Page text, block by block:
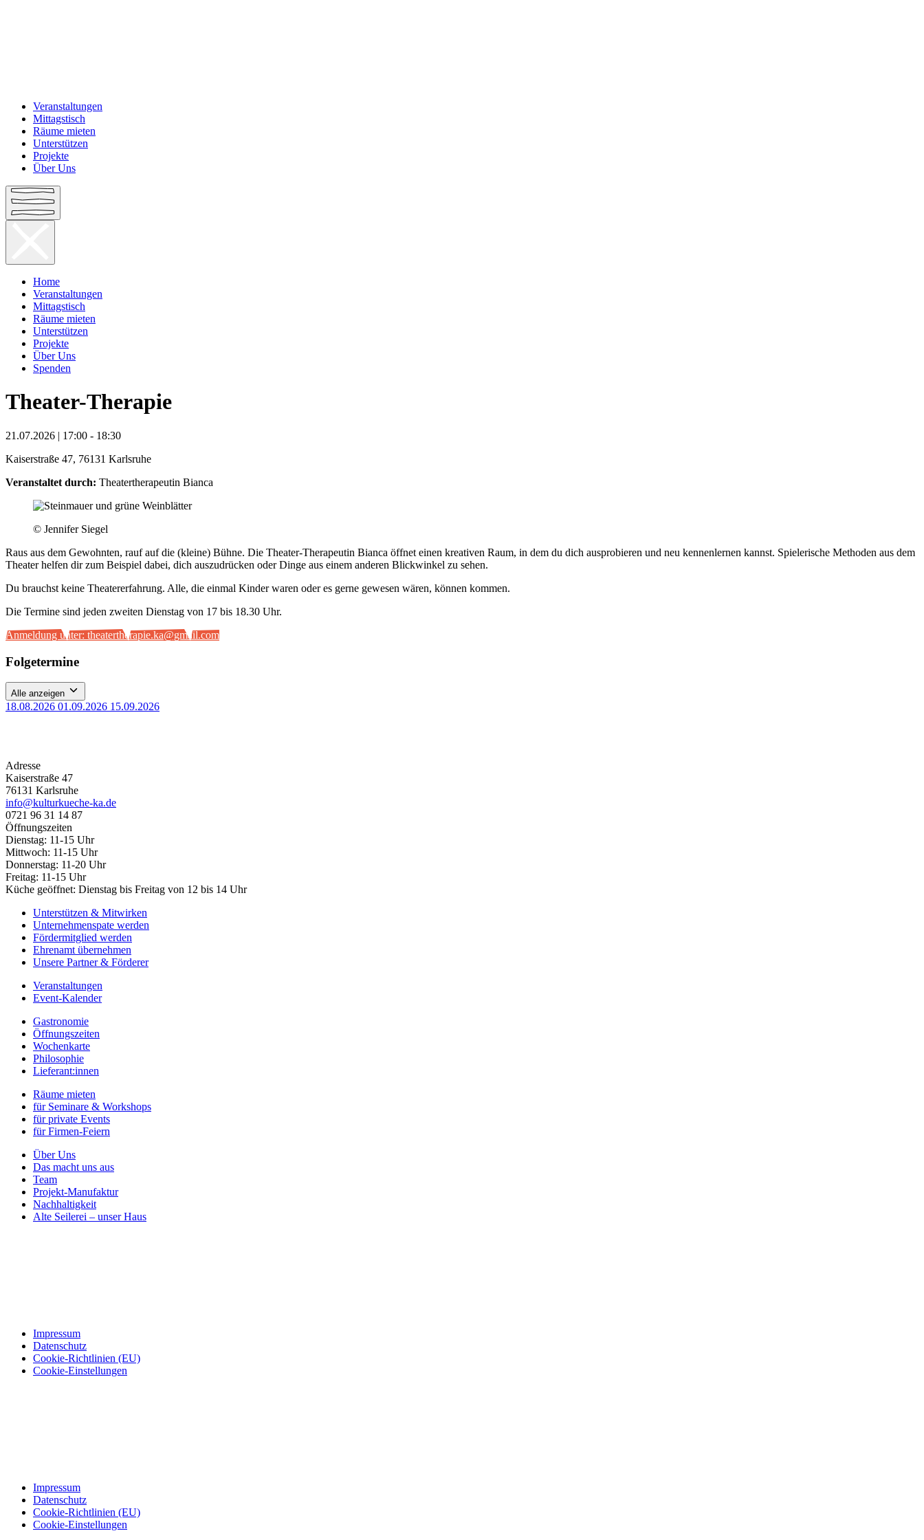
Veranstaltungen
Mittagstisch
Räume mieten
Unterstützen
Projekte
Über Uns
Home
Veranstaltungen
Mittagstisch
Räume mieten
Unterstützen
Projekte
Über Uns
Spenden
Theater-Therapie
21.07.2026 | 17:00 - 18:30
Kaiserstraße 47, 76131 Karlsruhe
Veranstaltet durch: Theatertherapeutin Bianca
© Jennifer Siegel
Raus aus dem Gewohnten, rauf auf die (kleine) Bühne. Die Theater-Therapeutin Bianca öffnet einen kreativen Raum, in dem du dich ausprobieren und neu kennenlernen kannst. Spielerische Methoden aus dem
Theater helfen dir zum Beispiel dabei, dich auszudrücken oder Dinge aus einem anderen Blickwinkel zu sehen.
Du brauchst keine Theatererfahrung. Alle, die einmal Kinder waren oder es gerne gewesen wären, können kommen.
Die Termine sind jeden zweiten Dienstag von 17 bis 18.30 Uhr.
Anmeldung unter: theatertherapie.ka@gmail.com
Folgetermine
Alle anzeigen
18.08.2026 01.09.2026 15.09.2026
Adresse
Kaiserstraße 47
76131 Karlsruhe
info@kulturkueche-ka.de
0721 96 31 14 87
Öffnungszeiten
Dienstag: 11-15 Uhr
Mittwoch: 11-15 Uhr
Donnerstag: 11-20 Uhr
Freitag: 11-15 Uhr
Küche geöffnet: Dienstag bis Freitag von 12 bis 14 Uhr
Unterstützen & Mitwirken
Unternehmenspate werden
Fördermitglied werden
Ehrenamt übernehmen
Unsere Partner & Förderer
Veranstaltungen
Event-Kalender
Gastronomie
Öffnungszeiten
Wochenkarte
Philosophie
Lieferant:innen
Räume mieten
für Seminare & Workshops
für private Events
für Firmen-Feiern
Über Uns
Das macht uns aus
Team
Projekt-Manufaktur
Nachhaltigkeit
Alte Seilerei – unser Haus
Impressum
Datenschutz
Cookie-Richtlinien (EU)
Cookie-Einstellungen
Impressum
Datenschutz
Cookie-Richtlinien (EU)
Cookie-Einstellungen